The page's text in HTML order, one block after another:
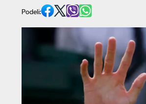
Podeli: